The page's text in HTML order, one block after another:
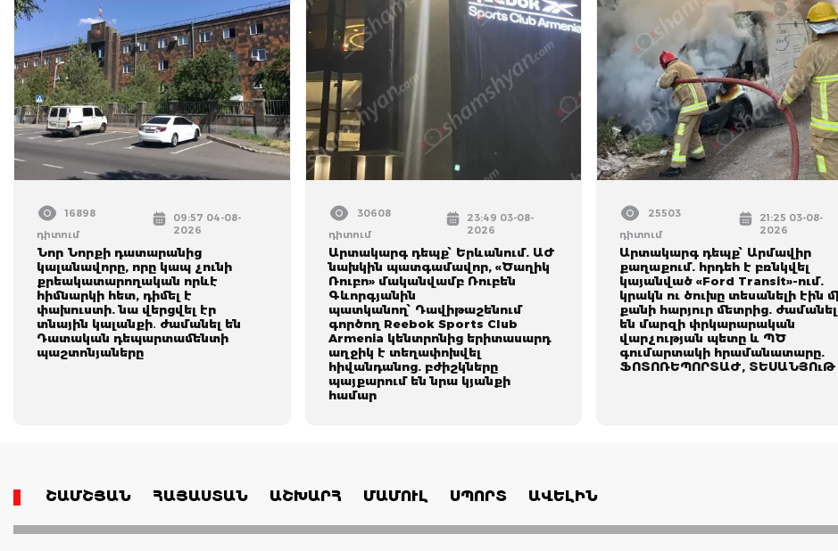
16898
դիտում
09:57 04-08-
2026
Նոր Նորքի դատարանից
կալանավորը, որը կապ չունի
քրեակատարողական որևէ
հիմնարկի հետ, դիմել է
փախուստի. նա վերցվել էր
տնային կալանքի․ ժամանել են
Դատական դեպարտամենտի
պաշտոնյաները
30608
դիտում
23:49 03-08-
2026
Արտակարգ դեպք՝ Երևանում. ԱԺ
նախկին պատգամավոր, «Ծաղիկ
Ռուբո» մականվամբ Ռուբեն
Գևորգյանին
պատկանող՝ Դավիթաշենում
գործող Reebok Sports Club
Armenia կենտրոնից երիտասարդ
աղջիկ է տեղափոխվել
հիվանդանոց. բժիշկները
պայքարում են նրա կյանքի
համար
25503
դիտում
21:25 03-08-
2026
Արտակարգ դեպք՝ Արմավիր
քաղաքում. հրդեհ է բռնկվել
կայանված «Ford Transit»-ում.
կրակն ու ծուխը տեսանելի էին
քանի հարյուր մետրից. ժամանել
են մարզի փրկարարական
վարչության պետը և ՊԾ
գումարտակի հրամանատարը.
ՖՈՏՈՌԵՊՈՐՏԱԺ, ՏԵՍԱՆՅՈւԹ
ՇԱՄՇՅԱՆ ՀԱՅԱՍՏԱՆ ԱՇԽԱՐՀ ՄԱՄՈՒԼ ՍՊՈՐՏ ԱՎԵԼԻՆ